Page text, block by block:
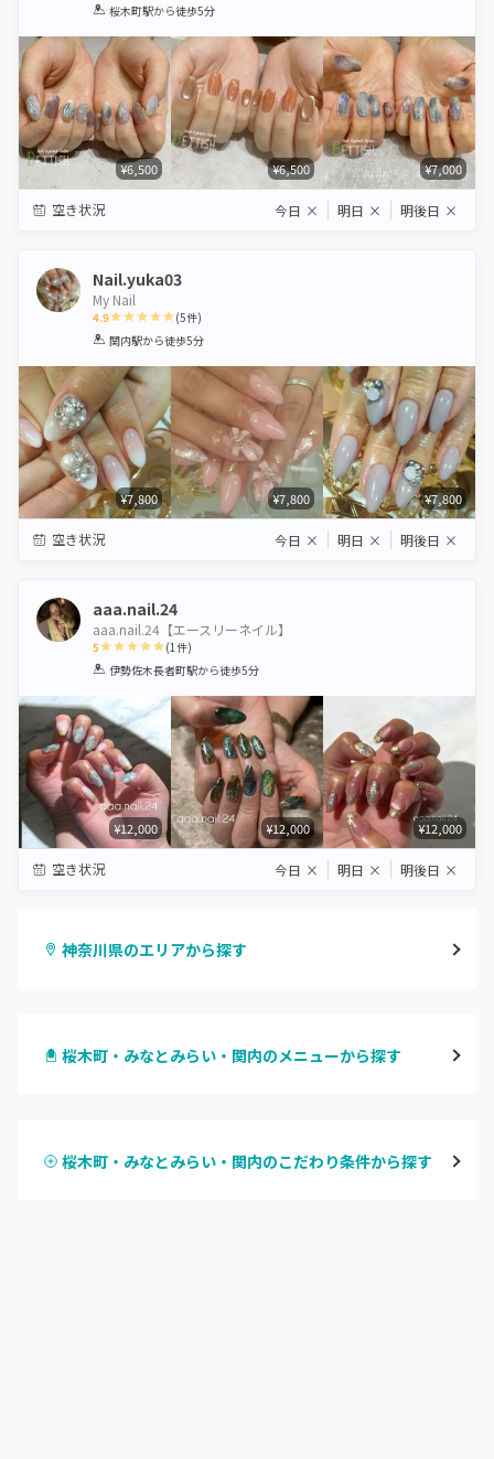
1 2 3 4 5
桜木町駅から徒歩5分
¥6,500 ¥6,500 ¥7,000
空き状況 今日 × 明日 × 明後日 ×
Nail.yuka03
My Nail
4.9
1 2 3 4 5
(5件)
関内駅から徒歩5分
¥7,800 ¥7,800 ¥7,800
空き状況 今日 × 明日 × 明後日 ×
aaa.nail.24
aaa.nail.24【エースリーネイル】
5
1 2 3 4 5
(1件)
伊勢佐木長者町駅から徒歩5分
¥12,000 ¥12,000 ¥12,000
空き状況 今日 × 明日 × 明後日 ×
神奈川県のエリアから探す
川崎
桜木町・みなとみらい・関内のメニューから探す
ハンドスカルプ
桜木町・みなとみらい・関内のこだわり条件から探す